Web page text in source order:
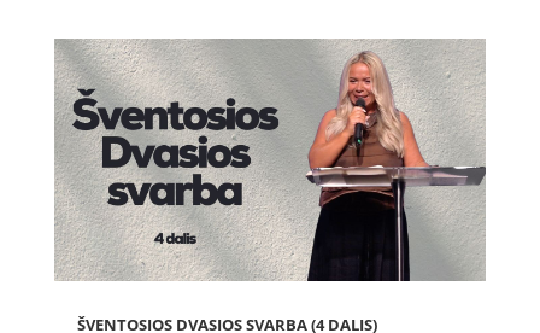
ŠVENTOSIOS DVASIOS SVARBA (4 DALIS)